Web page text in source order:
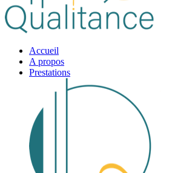
Accueil
A propos
Prestations